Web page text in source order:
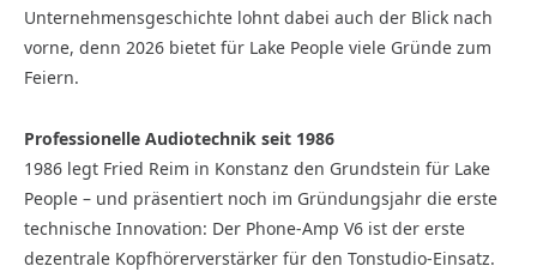
Unternehmensgeschichte lohnt dabei auch der Blick nach
vorne, denn 2026 bietet für Lake People viele Gründe zum
Feiern.
Professionelle Audiotechnik seit 1986
1986 legt Fried Reim in Konstanz den Grundstein für Lake
People – und präsentiert noch im Gründungsjahr die erste
technische Innovation: Der Phone-Amp V6 ist der erste
dezentrale Kopfhörerverstärker für den Tonstudio-Einsatz.